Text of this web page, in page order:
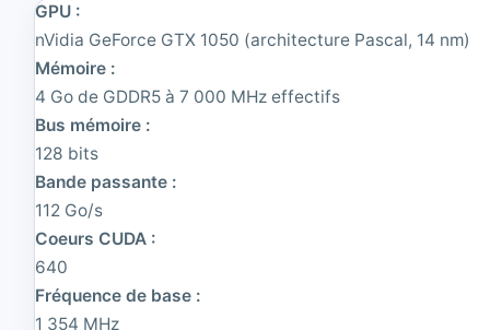
a
Q
u
a
d
r
o
M
4
0
0
0
8
b
r
k
S
t
a
t
i
o
n
T
o
u
r
R
e
GPU :
nVidia GeForce GTX 1050 (architecture Pascal, 14 nm)
Mémoire :
4 Go de GDDR5 à 7 000 MHz effectifs
Bus mémoire :
128 bits
Bande passante :
112 Go/s
Coeurs CUDA :
640
Fréquence de base :
1 354 MHz